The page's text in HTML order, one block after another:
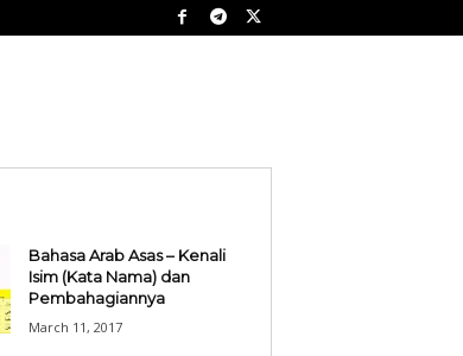
Bahasa Arab Asas – Kenali
Isim (Kata Nama) dan
Pembahagiannya
March 11, 2017